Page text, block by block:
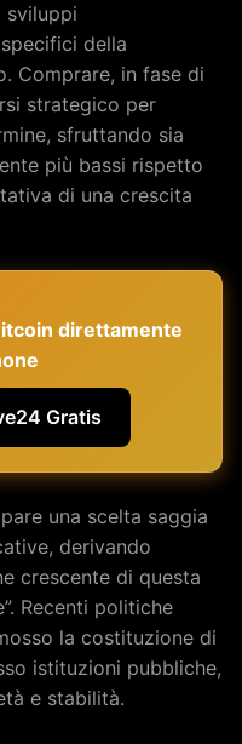
sviluppi
della
Comprare, in fase di
strategico per
sfruttando sia
più bassi rispetto
di una crescita
direttamente
Gratis
una scelta saggia
derivando
crescente di questa
Recenti politiche
la costituzione di
istituzioni pubbliche,
e stabilità.